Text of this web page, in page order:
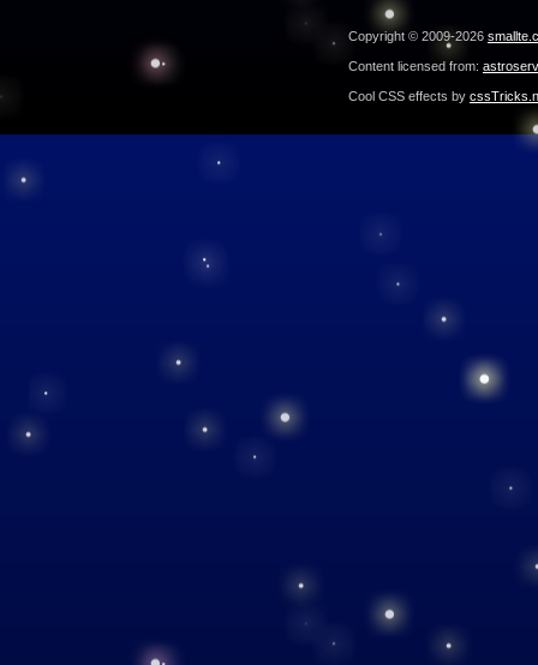
Copyright © 2009-2026
Content licensed from:
Cool CSS effects by